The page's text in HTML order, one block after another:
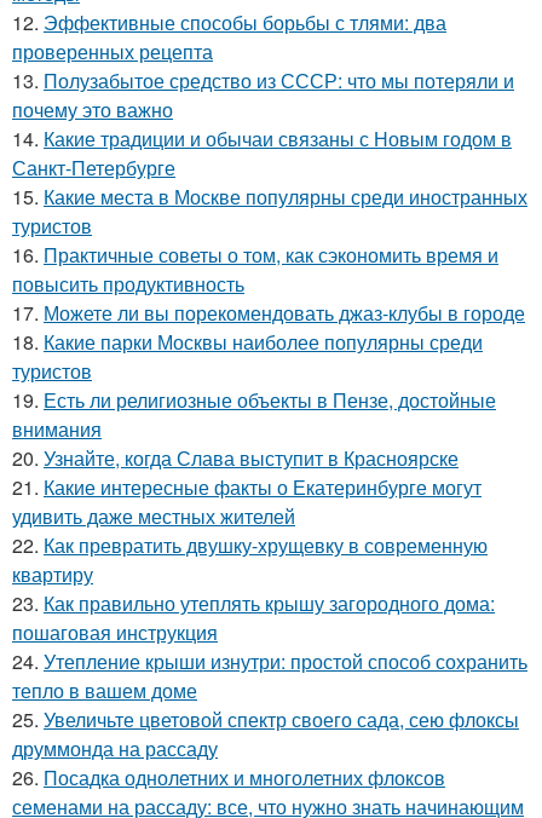
12. Эффективные способы борьбы с тлями: два
проверенных рецепта
13. Полузабытое средство из СССР: что мы потеряли и
почему это важно
14. Какие традиции и обычаи связаны с Новым годом в
Санкт-Петербурге
15. Какие места в Москве популярны среди иностранных
туристов
16. Практичные советы о том, как сэкономить время и
повысить продуктивность
17. Можете ли вы порекомендовать джаз-клубы в городе
18. Какие парки Москвы наиболее популярны среди
туристов
19. Есть ли религиозные объекты в Пензе, достойные
внимания
20. Узнайте, когда Слава выступит в Красноярске
21. Какие интересные факты о Екатеринбурге могут
удивить даже местных жителей
22. Как превратить двушку-хрущевку в современную
квартиру
23. Как правильно утеплять крышу загородного дома:
пошаговая инструкция
24. Утепление крыши изнутри: простой способ сохранить
тепло в вашем доме
25. Увеличьте цветовой спектр своего сада, сею флоксы
друммонда на рассаду
26. Посадка однолетних и многолетних флоксов
семенами на рассаду: все, что нужно знать начинающим